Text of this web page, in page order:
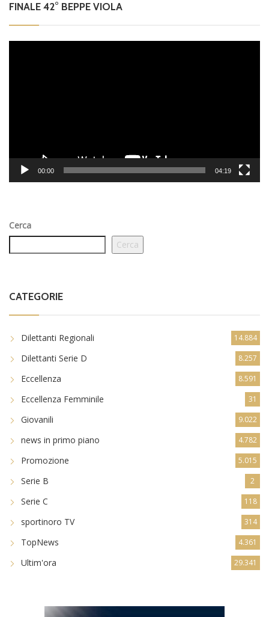
FINALE 42° BEPPE VIOLA
00:00 04:19
Cerca
Cerca
CATEGORIE
Dilettanti Regionali 14.884
Dilettanti Serie D 8.257
Eccellenza 8.591
Eccellenza Femminile 31
Giovanili 9.022
news in primo piano 4.782
Promozione 5.015
Serie B 2
Serie C 118
sportinoro TV 314
TopNews 4.361
Ultim'ora 29.341